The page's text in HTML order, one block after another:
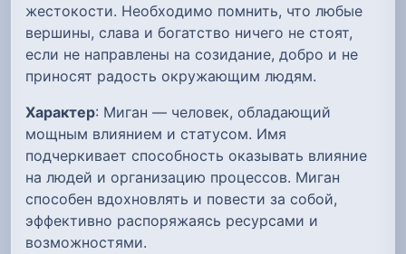
жестокости. Необходимо помнить, что любые
вершины, слава и богатство ничего не стоят,
если не направлены на созидание, добро и не
приносят радость окружающим людям.
Характер: Миган — человек, обладающий
мощным влиянием и статусом. Имя
подчеркивает способность оказывать влияние
на людей и организацию процессов. Миган
способен вдохновлять и повести за собой,
эффективно распоряжаясь ресурсами и
возможностями.